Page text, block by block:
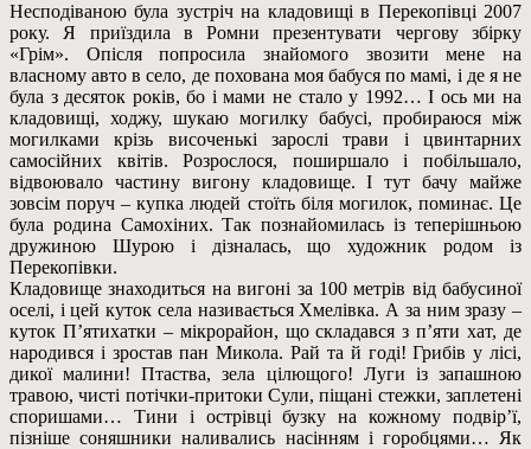
Несподіваною була зустріч на кладовищі в Перекопівці 2007
року. Я приїздила в Ромни презентувати чергову збірку
«Грім». Опісля попросила знайомого звозити мене на
власному авто в село, де похована моя бабуся по мамі, і де я не
була з десяток років, бо і мами не стало у 1992… І ось ми на
кладовищі, ходжу, шукаю могилку бабусі, пробираюся між
могилками крізь височенькі зарослі трави і цвинтарних
самосійних квітів. Розрослося, поширшало і побільшало,
відвоювало частину вигону кладовище. І тут бачу майже
зовсім поруч – купка людей стоїть біля могилок, поминає. Це
була родина Самохіних. Так познайомилась із теперішньою
дружиною Шурою і дізналась, що художник родом із
Перекопівки.
Кладовище знаходиться на вигоні за 100 метрів від бабусиної
оселі, і цей куток села називається Хмелівка. А за ним зразу –
куток П’ятихатки – мікрорайон, що складався з п’яти хат, де
народився і зростав пан Микола. Рай та й годі! Грибів у лісі,
дикої малини! Птаства, зела цілющого! Луги із запашною
травою, чисті потічки-притоки Сули, піщані стежки, заплетені
споришами… Тини і острівці бузку на кожному подвір’ї,
пізніше соняшники наливались насінням і горобцями… Як